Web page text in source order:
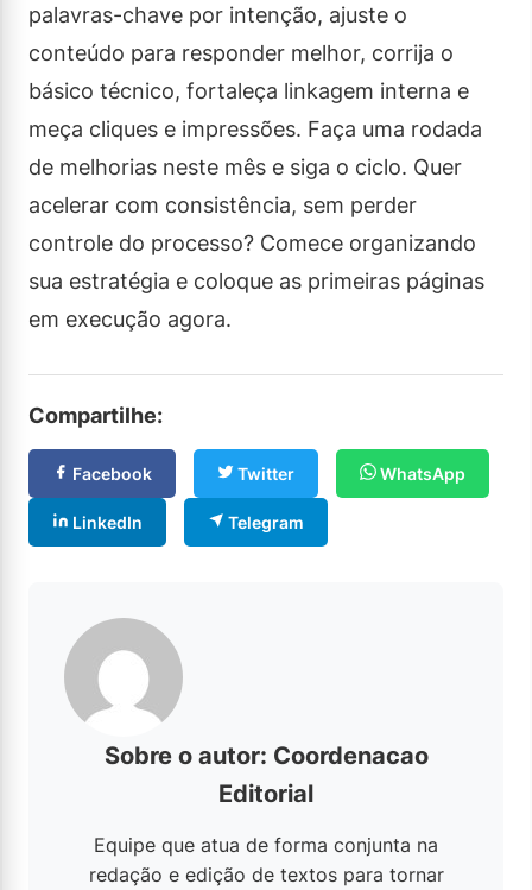
palavras-chave por intenção, ajuste o
conteúdo para responder melhor, corrija o
básico técnico, fortaleça linkagem interna e
meça cliques e impressões. Faça uma rodada
de melhorias neste mês e siga o ciclo. Quer
acelerar com consistência, sem perder
controle do processo? Comece organizando
sua estratégia e coloque as primeiras páginas
em execução agora.
Compartilhe:
Facebook Twitter WhatsApp
LinkedIn Telegram
Sobre o autor: Coordenacao
Editorial
Equipe que atua de forma conjunta na
redação e edição de textos para tornar